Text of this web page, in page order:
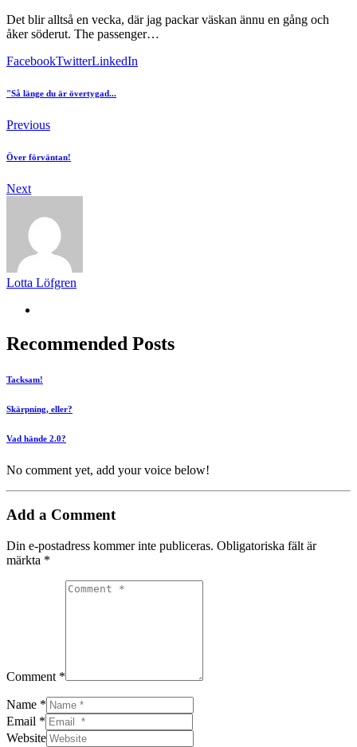
Det blir alltså en vecka, där jag packar väskan ännu en gång och
åker söderut. The passenger…
FacebookTwitterLinkedIn
"Så länge du är övertygad...
Previous
Över förväntan!
Next
Lotta Löfgren
Recommended Posts
Tacksam!
Skärpning, eller?
Vad hände 2.0?
No comment yet, add your voice below!
Add a Comment
Din e-postadress kommer inte publiceras. Obligatoriska fält är
märkta *
Comment *
Name *
Email *
Website